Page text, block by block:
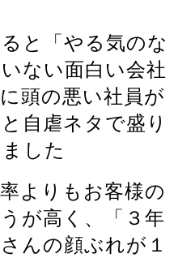
と「やる気のな
ない面白い会社
頭の悪い社員が
自虐ネタで盛り
した
よりもお客様の
が高く、「３年
んの顔ぶれが１